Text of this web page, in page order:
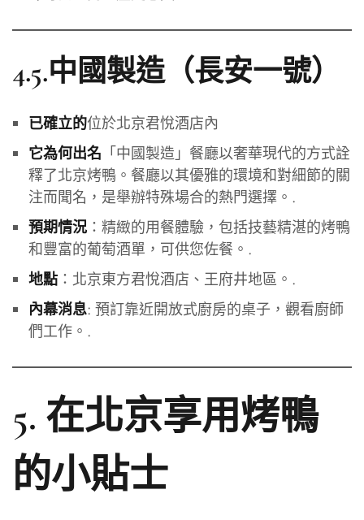
4.5.中國製造（長安一號）
已確立的位於北京君悅酒店內
它為何出名 「中國製造」餐廳以奢華現代的方式詮
釋了北京烤鴨。餐廳以其優雅的環境和對細節的關
注而聞名，是舉辦特殊場合的熱門選擇。.
預期情況：精緻的用餐體驗，包括技藝精湛的烤鴨
和豐富的葡萄酒單，可供您佐餐。.
地點：北京東方君悅酒店、王府井地區。.
內幕消息: 預訂靠近開放式廚房的桌子，觀看廚師
們工作。.
5. 在北京享用烤鴨
的小貼士